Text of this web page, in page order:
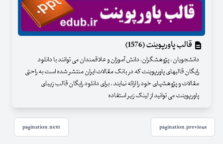
قالب پاورپوینت (1576)
دانشجویان ، پژوهشگران، دانش آموزان و علاقمندان می توانند با دانلود
رایگان قالبهای پاورپوینت که در بانک مقالات ایران منتشر شده است به راحتی
مقالات و پژوهشهای خود را ارائه نمایند . برای دانلود رایگان قالب زیبای
پاورپوینت می توانید از لینک زیر استفاده
pagination.previous
pagination.next